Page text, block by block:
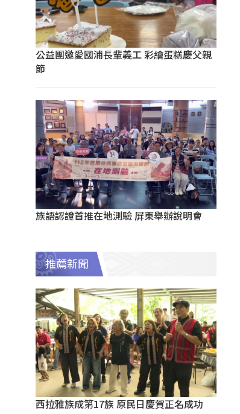
公益團邀愛國浦長輩義工 彩繪蛋糕慶父親
節
族語認證首推在地測驗 屏東舉辦說明會
推薦新聞
西拉雅族成第17族 原民日慶賀正名成功